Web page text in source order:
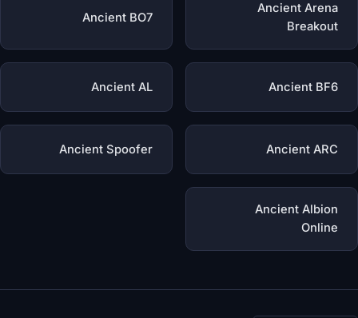
Ancient Arena
Breakout
Ancient BO7
Ancient BF6
Ancient AL
Ancient ARC
Ancient Spoofer
Ancient Albion
Online